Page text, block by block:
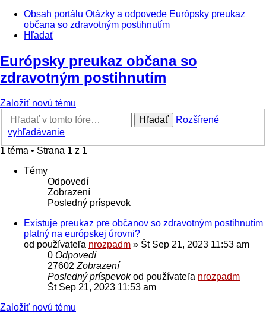
Obsah portálu Otázky a odpovede Európsky preukaz
občana so zdravotným postihnutím
Hľadať
Európsky preukaz občana so
zdravotným postihnutím
Založiť novú tému
Hľadať
Rozšírené
vyhľadávanie
1 téma • Strana 1 z 1
Témy
Odpovedí
Zobrazení
Posledný príspevok
Existuje preukaz pre občanov so zdravotným postihnutím
platný na európskej úrovni?
od používateľa nrozpadm » Št Sep 21, 2023 11:53 am
0 Odpovedí
27602 Zobrazení
Posledný príspevokod používateľa nrozpadm
Št Sep 21, 2023 11:53 am
Založiť novú tému